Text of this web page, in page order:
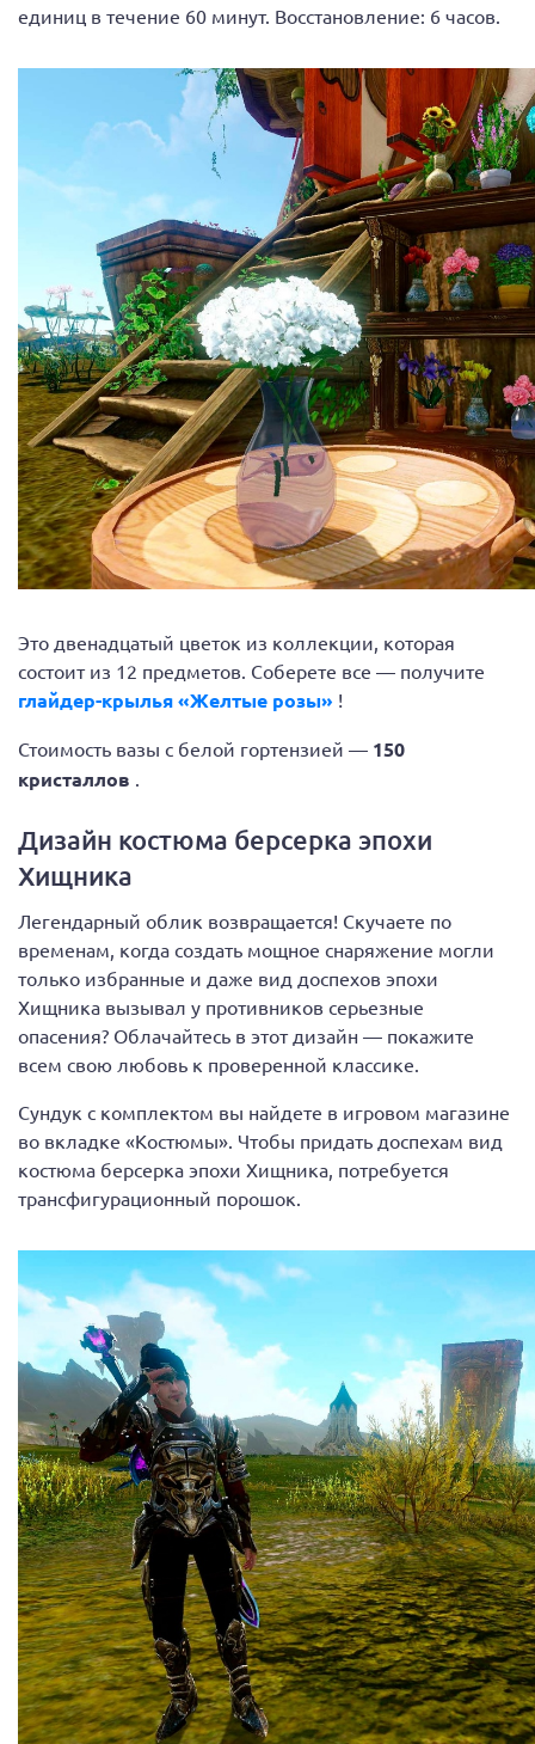
единиц в течение 60 минут. Восстановление: 6 часов.
Это двенадцатый цветок из коллекции, которая
состоит из 12 предметов. Соберете все — получите
глайдер-крылья «Желтые розы» !
Стоимость вазы с белой гортензией — 150
кристаллов .
Дизайн костюма берсерка эпохи
Хищника
Легендарный облик возвращается! Скучаете по
временам, когда создать мощное снаряжение могли
только избранные и даже вид доспехов эпохи
Хищника вызывал у противников серьезные
опасения? Облачайтесь в этот дизайн — покажите
всем свою любовь к проверенной классике.
Сундук с комплектом вы найдете в игровом магазине
во вкладке «Костюмы». Чтобы придать доспехам вид
костюма берсерка эпохи Хищника, потребуется
трансфигурационный порошок.